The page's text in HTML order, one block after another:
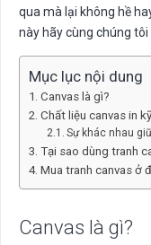
qua mà lại không hề
này hãy cùng chúng
Mục lục nội dung
Canvas là gì?
Chất liệu canvas in
Sự khác nhau
Tại sao dùng tranh
Mua tranh canvas ở
Canvas là gì?